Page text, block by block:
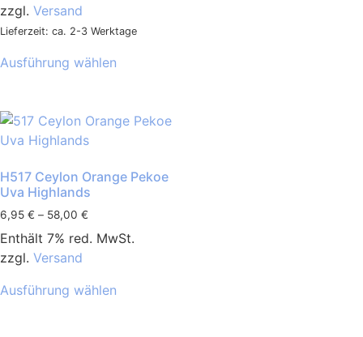
zzgl. Versand
Lieferzeit: ca. 2-3 Werktage
Ausführung wählen
H517 Ceylon Orange Pekoe
Uva Highlands
6,95 € – 58,00 €
Enthält 7% red. MwSt.
zzgl. Versand
Ausführung wählen